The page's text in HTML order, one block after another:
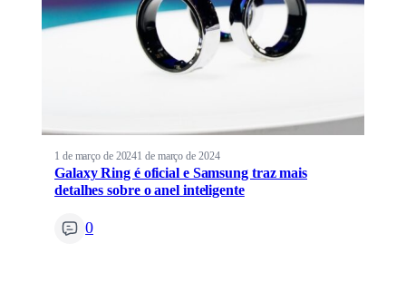
1 de março de 20241 de março de 2024
Galaxy Ring é oficial e Samsung traz mais
detalhes sobre o anel inteligente
0